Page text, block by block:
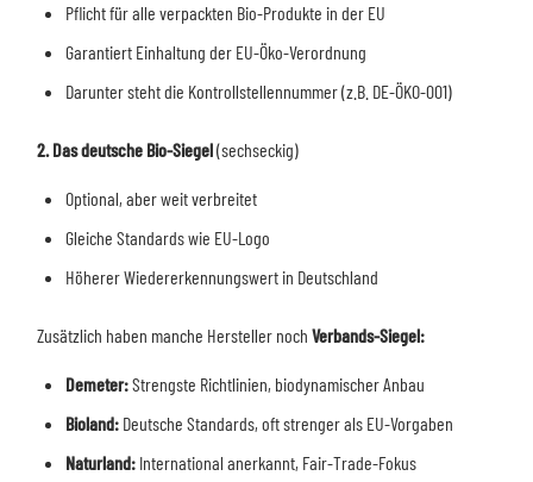
Pflicht für alle verpackten Bio-Produkte in der EU
Garantiert Einhaltung der EU-Öko-Verordnung
Darunter steht die Kontrollstellennummer (z.B. DE-ÖKO-001)
2. Das deutsche Bio-Siegel(sechseckig)
Optional, aber weit verbreitet
Gleiche Standards wie EU-Logo
Höherer Wiedererkennungswert in Deutschland
Zusätzlich haben manche Hersteller noch Verbands-Siegel:
Demeter:Strengste Richtlinien, biodynamischer Anbau
Bioland: Deutsche Standards, oft strenger als EU-Vorgaben
Naturland: International anerkannt, Fair-Trade-Fokus